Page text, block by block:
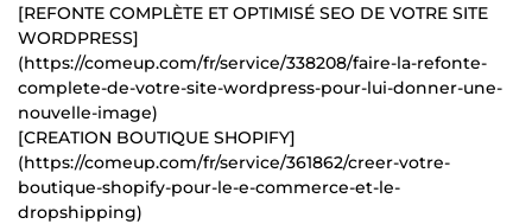
[REFONTE COMPLÈTE ET OPTIMISÉ SEO DE VOTRE SITE
WORDPRESS]
(https://comeup.com/fr/service/338208/faire-la-refonte-
complete-de-votre-site-wordpress-pour-lui-donner-une-
nouvelle-image)
[CREATION BOUTIQUE SHOPIFY]
(https://comeup.com/fr/service/361862/creer-votre-
boutique-shopify-pour-le-e-commerce-et-le-
dropshipping)